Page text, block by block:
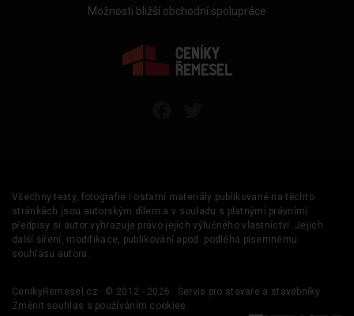
Možnosti bližší obchodní spolupráce
Všechny texty, fotografie i ostatní materiály publikované na těchto
stránkách jsou autorským dílem a v souladu s platnými právními
předpisy si autor vyhrazuje právo jejich výlučného vlastnictví. Jejich
další šíření, modifikace, publikování apod. podléhá písemnému
souhlasu autora.
CenikyRemesel.cz © 2012 - 2026
Servis pro stavaře a stavebníky
Změnit souhlas s používáním cookies